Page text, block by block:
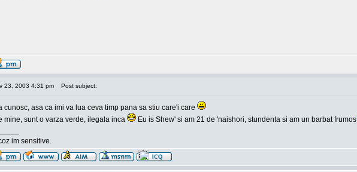
23, 2003 4:31 pm Post subject:
cunosc, asa ca imi va lua ceva timp pana sa stiu care'i care
mine, sunt o varza verde, ilegala inca
Eu is Shew' si am 21 de 'naishori, stundenta si am un barbat frumos
im sensitive.